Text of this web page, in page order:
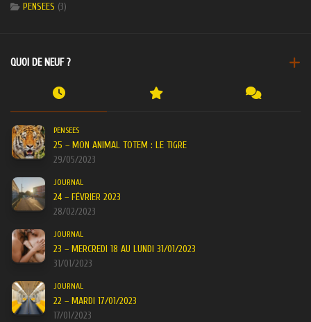
PENSEES (3)
QUOI DE NEUF ?
PENSEES
25 – MON ANIMAL TOTEM : LE TIGRE
29/05/2023
JOURNAL
24 – FÉVRIER 2023
28/02/2023
JOURNAL
23 – MERCREDI 18 AU LUNDI 31/01/2023
31/01/2023
JOURNAL
22 – MARDI 17/01/2023
17/01/2023